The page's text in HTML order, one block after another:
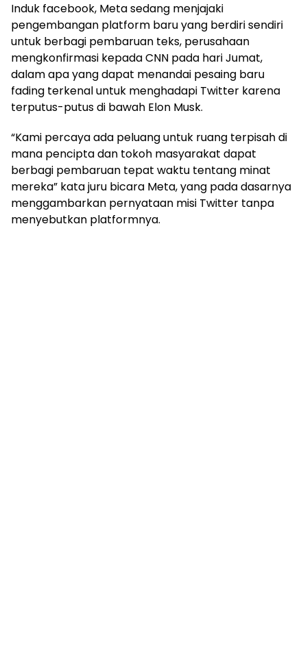
Induk facebook, Meta sedang menjajaki
pengembangan platform baru yang berdiri sendiri
untuk berbagi pembaruan teks, perusahaan
mengkonfirmasi kepada CNN pada hari Jumat,
dalam apa yang dapat menandai pesaing baru
fading terkenal untuk menghadapi Twitter karena
terputus-putus di bawah Elon Musk.
“Kami percaya ada peluang untuk ruang terpisah di
mana pencipta dan tokoh masyarakat dapat
berbagi pembaruan tepat waktu tentang minat
mereka” kata juru bicara Meta, yang pada dasarnya
menggambarkan pernyataan misi Twitter tanpa
menyebutkan platformnya.